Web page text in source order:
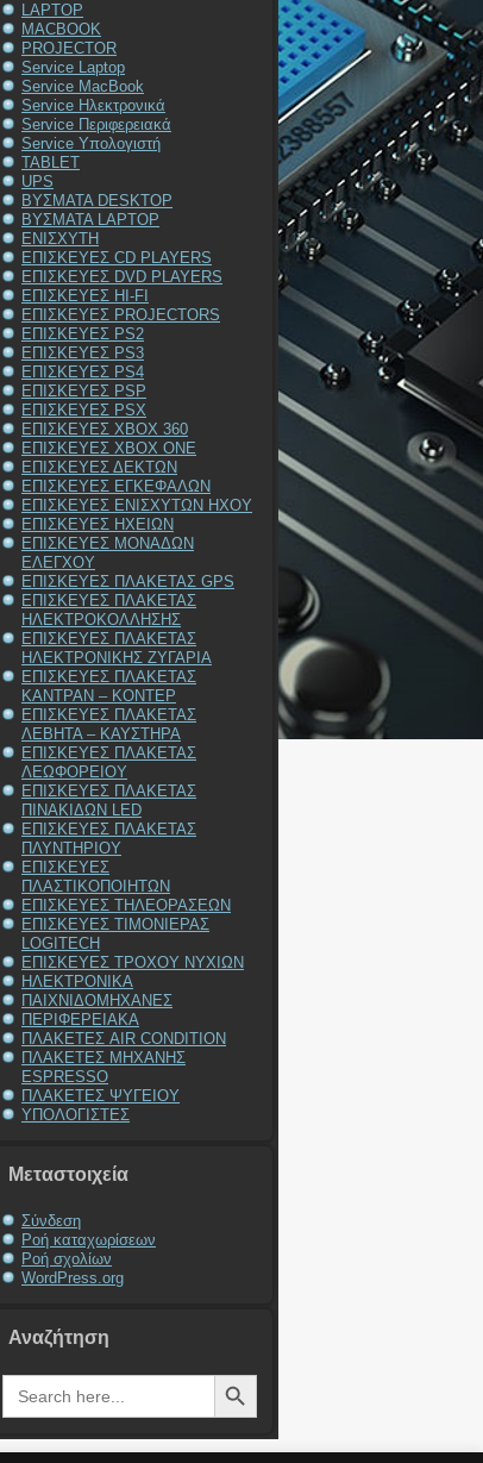
LAPTOP
MACBOOK
PROJECTOR
Service Laptop
Service MacBook
Service Ηλεκτρονικά
Service Περιφερειακά
Service Υπολογιστή
TABLET
UPS
ΒΥΣΜΑΤΑ DESKTOP
ΒΥΣΜΑΤΑ LAPTOP
ΕΝΙΣΧΥΤΗ
ΕΠΙΣΚΕΥΕΣ CD PLAYERS
ΕΠΙΣΚΕΥΕΣ DVD PLAYERS
ΕΠΙΣΚΕΥΕΣ HI-FI
ΕΠΙΣΚΕΥΕΣ PROJECTORS
ΕΠΙΣΚΕΥΕΣ PS2
ΕΠΙΣΚΕΥΕΣ PS3
ΕΠΙΣΚΕΥΕΣ PS4
ΕΠΙΣΚΕΥΕΣ PSP
ΕΠΙΣΚΕΥΕΣ PSX
ΕΠΙΣΚΕΥΕΣ XBOX 360
ΕΠΙΣΚΕΥΕΣ XBOX ONE
ΕΠΙΣΚΕΥΕΣ ΔΕΚΤΩΝ
ΕΠΙΣΚΕΥΕΣ ΕΓΚΕΦΑΛΩΝ
ΕΠΙΣΚΕΥΕΣ ΕΝΙΣΧΥΤΩΝ ΗΧΟΥ
ΕΠΙΣΚΕΥΕΣ ΗΧΕΙΩΝ
ΕΠΙΣΚΕΥΕΣ ΜΟΝΑΔΩΝ
ΕΛΕΓΧΟΥ
ΕΠΙΣΚΕΥΕΣ ΠΛΑΚΕΤΑΣ GPS
ΕΠΙΣΚΕΥΕΣ ΠΛΑΚΕΤΑΣ
ΗΛΕΚΤΡΟΚΟΛΛΗΣΗΣ
ΕΠΙΣΚΕΥΕΣ ΠΛΑΚΕΤΑΣ
ΗΛΕΚΤΡΟΝΙΚΗΣ ΖΥΓΑΡΙΑ
ΕΠΙΣΚΕΥΕΣ ΠΛΑΚΕΤΑΣ
ΚΑΝΤΡΑΝ – ΚΟΝΤΕΡ
ΕΠΙΣΚΕΥΕΣ ΠΛΑΚΕΤΑΣ
ΛΕΒΗΤΑ – ΚΑΥΣΤΗΡΑ
ΕΠΙΣΚΕΥΕΣ ΠΛΑΚΕΤΑΣ
ΛΕΩΦΟΡΕΙΟΥ
ΕΠΙΣΚΕΥΕΣ ΠΛΑΚΕΤΑΣ
ΠΙΝΑΚΙΔΩΝ LED
ΕΠΙΣΚΕΥΕΣ ΠΛΑΚΕΤΑΣ
ΠΛΥΝΤΗΡΙΟΥ
ΕΠΙΣΚΕΥΕΣ
ΠΛΑΣΤΙΚΟΠΟΙΗΤΩΝ
ΕΠΙΣΚΕΥΕΣ ΤΗΛΕΟΡΑΣΕΩΝ
ΕΠΙΣΚΕΥΕΣ ΤΙΜΟΝΙΕΡΑΣ
LOGITECH
ΕΠΙΣΚΕΥΕΣ ΤΡΟΧΟΥ ΝΥΧΙΩΝ
ΗΛΕΚΤΡΟΝΙΚΑ
ΠΑΙΧΝΙΔΟΜΗΧΑΝΕΣ
ΠΕΡΙΦΕΡΕΙΑΚΑ
ΠΛΑΚΕΤΕΣ AIR CONDITION
ΠΛΑΚΕΤΕΣ ΜΗΧΑΝΗΣ
ESPRESSO
ΠΛΑΚΕΤΕΣ ΨΥΓΕΙΟΥ
ΥΠΟΛΟΓΙΣΤΕΣ
Μεταστοιχεία
Σύνδεση
Ροή καταχωρίσεων
Ροή σχολίων
WordPress.org
Αναζήτηση
Search
for:
Search Button